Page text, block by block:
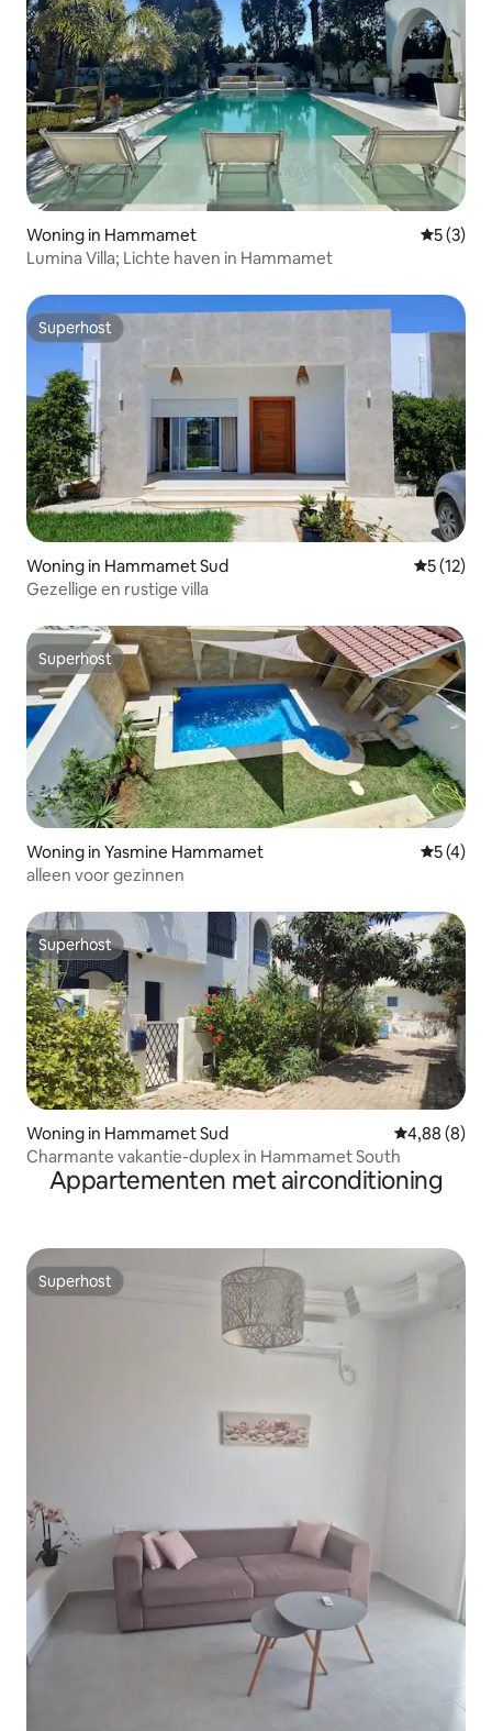
Woning in Hammamet
5 (3)
Lumina Villa; Lichte haven in Hammamet
Superhost
Superhost
Woning in Hammamet Sud
5 (12)
Gezellige en rustige villa
Superhost
Superhost
Woning in Yasmine Hammamet
5 (4)
alleen voor gezinnen
Superhost
Superhost
Woning in Hammamet Sud Gemiddelde
4,88 (8)
Charmante vakantie-duplex in Hammamet South
Appartementen met airconditioning
Superhost
Superhost